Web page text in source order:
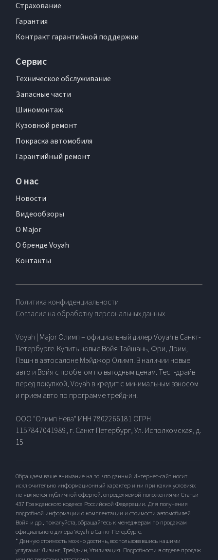
Страхование
Гарантия
Контракт гарантийной поддержки
Сервис
Техническое обслуживание
Запасные части
Шиномонтаж
Кузовной ремонт
Покраска автомобиля
Гарантийный ремонт
О нас
Новости
Видеообзоры
О Major
О бренде Voyah
Контакты
Политика конфиденциальности
Согласие на обработку персональных данных
Voyah | Major Олимп – официальный дилер Voyah в Санкт-
Петербурге. Купить новые Войя Тайшань, Фри, Дрим,
Пэшн в автосалоне Мэйджор Олимп. В наличии новые
авто и Войя с пробегом по выгодным ценам. Тест-драйв
перед покупкой, Voyah в кредит с минимальным взносом
и прием авто по программе трейд-ин.
ООО "Олимп Нева" ИНН 7802266181 ОГРН
1157847041989, г. Санкт Петербург, Ул. Исполкомская, д.
15
Обращаем ваше внимание на то, что данный Интернет-сайт носит
исключительно информационный характер и ни при каких условиях
не является публичной офертой, определяемой положениями Статьи
437 Гражданского кодекса Российской Федерации. Для получения
подробной информации о комплектации и стоимости автомобилей
Войя и др., пожалуйста, обращайтесь к менеджерам по продажам
официального дилера Voyah в Санкт-Петербурге.
* Данную стоимость можно достичь, воспользовавшись нашими
услугами: Лизинг, Трейд-ин, Утилизация. Подробности в отделе продаж